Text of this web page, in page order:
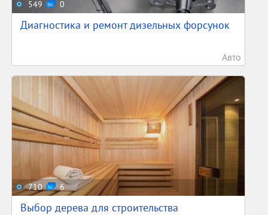
549 0
Диагностика и ремонт дизельных форсунок
Авто
710 6
Выбор дерева для строительства